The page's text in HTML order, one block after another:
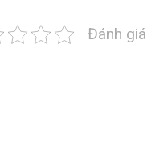
Đánh giá